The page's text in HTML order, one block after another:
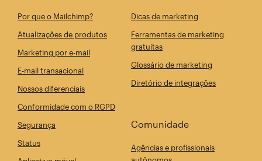
Por que o Mailchimp?
Atualizações de produtos
Marketing por e-mail
E-mail transacional
Nossos diferenciais
Conformidade com o RGPD
Segurança
Status
Dicas de marketing
Ferramentas de marketing
gratuitas
Glossário de marketing
Diretório de integrações
Comunidade
Agências e profissionais